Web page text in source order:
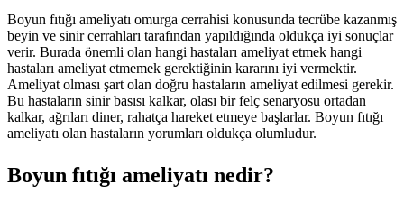
Boyun fıtığı ameliyatı omurga cerrahisi konusunda tecrübe kazanmış
beyin ve sinir cerrahları tarafından yapıldığında oldukça iyi sonuçlar
verir. Burada önemli olan hangi hastaları ameliyat etmek hangi
hastaları ameliyat etmemek gerektiğinin kararını iyi vermektir.
Ameliyat olması şart olan doğru hastaların ameliyat edilmesi gerekir.
Bu hastaların sinir basısı kalkar, olası bir felç senaryosu ortadan
kalkar, ağrıları diner, rahatça hareket etmeye başlarlar. Boyun fıtığı
ameliyatı olan hastaların yorumları oldukça olumludur.
Boyun fıtığı ameliyatı nedir?